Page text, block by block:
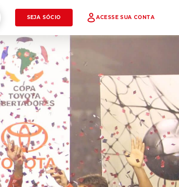
SEJA SÓCIO ACESSE SUA CONTA